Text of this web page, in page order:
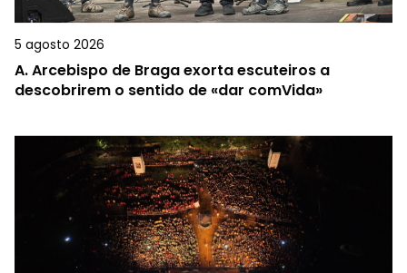
5 agosto 2026
A.Arcebispo de Braga exorta escuteiros a
descobrirem o sentido de «dar comVida»